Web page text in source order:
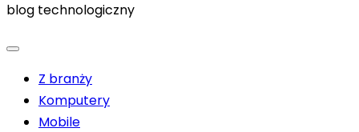
blog technologiczny
Z branży
Komputery
Mobile